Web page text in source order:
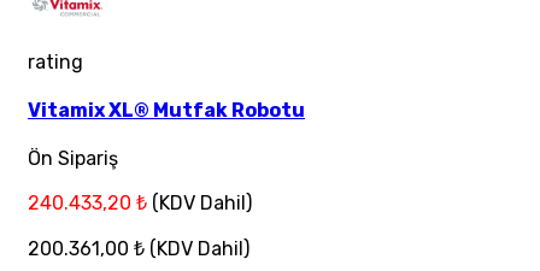
rating
Vitamix XL® Mutfak Robotu
Ön Sipariş
240.433,20 ₺ (KDV Dahil)
200.361,00 ₺ (KDV Dahil)